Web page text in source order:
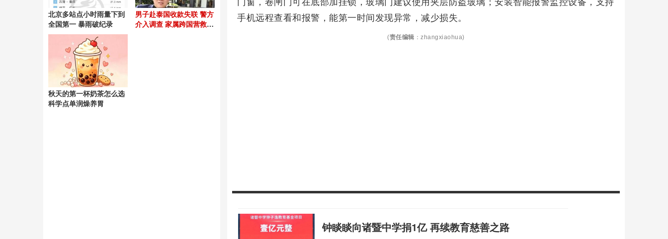
手机远程查看和报警，能第一时间发现异常，减少损失。
(责任编辑 ：zhangxiaohua)
钟睒睒向诸暨中学捐1亿 再续教育慈善之路
北京多站点小时雨量下到
全国第一 暴雨破纪录
男子赴泰国收款失联 警方
介入调查 家属跨国营救54
秋天的第一杯奶茶怎么选
科学点单润燥养胃